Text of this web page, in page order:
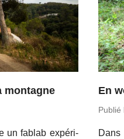
montagne
un fablab ex­pé­ri­
En
Dans